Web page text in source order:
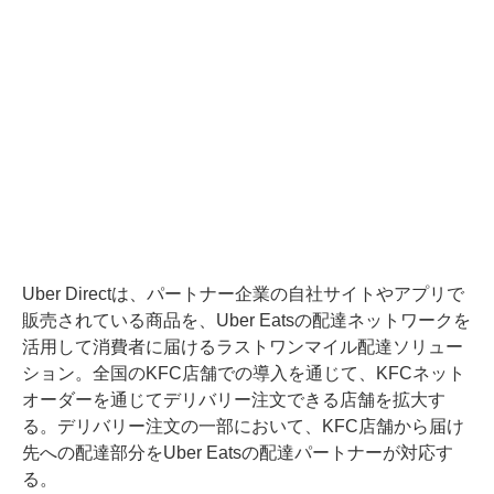
Uber Directは、パートナー企業の自社サイトやアプリで
販売されている商品を、Uber Eatsの配達ネットワークを
活用して消費者に届けるラストワンマイル配達ソリュー
ション。全国のKFC店舗での導入を通じて、KFCネット
オーダーを通じてデリバリー注文できる店舗を拡大す
る。デリバリー注文の一部において、KFC店舗から届け
先への配達部分をUber Eatsの配達パートナーが対応す
る。